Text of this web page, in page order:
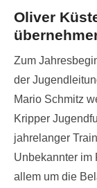
Oliver
Zum
der
Mario Schmitz
Kripper
jahrelanger
Unbekannter im
allem um die